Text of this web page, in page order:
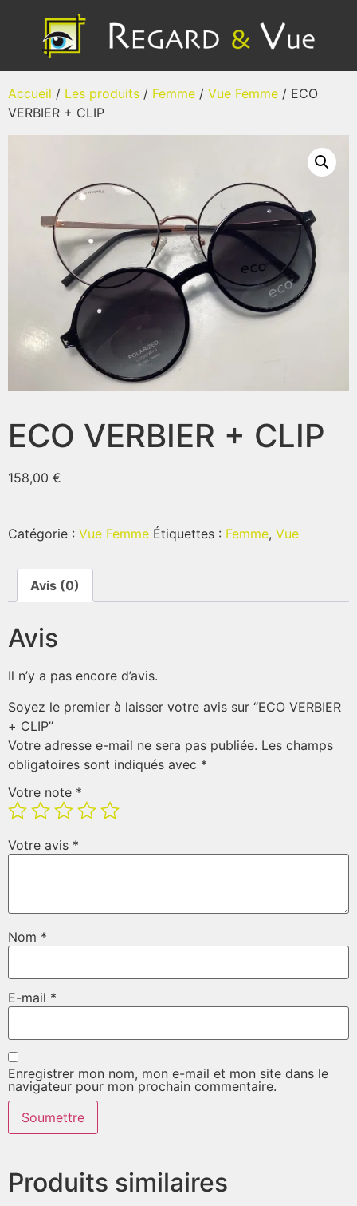
Accueil / Les produits / Femme / Vue Femme / ECO
VERBIER + CLIP
ECO VERBIER + CLIP
158,00 €
Catégorie : Vue Femme Étiquettes : Femme, Vue
Avis (0)
Avis
Il n’y a pas encore d’avis.
Soyez le premier à laisser votre avis sur “ECO VERBIER
+ CLIP”
Votre adresse e-mail ne sera pas publiée. Les champs
obligatoires sont indiqués avec *
Votre note *
Votre avis *
Nom *
E-mail *
Enregistrer mon nom, mon e-mail et mon site dans le
navigateur pour mon prochain commentaire.
Produits similaires